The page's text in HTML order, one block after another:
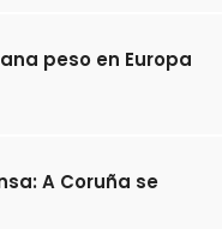
peso en Europa
A Coruña se